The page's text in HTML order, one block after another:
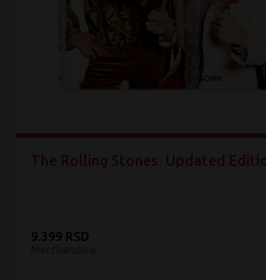
9.399 RSD